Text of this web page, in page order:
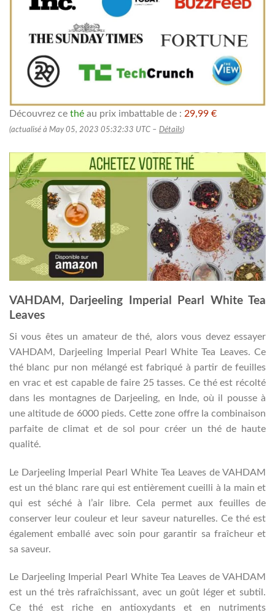
Découvrez ce thé au prix imbattable de : 29,99 €
(actualisé à May 05, 2023 05:32:33 UTC – Détails)
VAHDAM, Darjeeling Imperial Pearl White Tea
Leaves
Si vous êtes un amateur de thé, alors vous devez essayer
VAHDAM, Darjeeling Imperial Pearl White Tea Leaves. Ce
thé blanc pur non mélangé est fabriqué à partir de feuilles
en vrac et est capable de faire 25 tasses. Ce thé est récolté
dans les montagnes de Darjeeling, en Inde, où il pousse à
une altitude de 6000 pieds. Cette zone offre la combinaison
parfaite de climat et de sol pour créer un thé de haute
qualité.
Le Darjeeling Imperial Pearl White Tea Leaves de VAHDAM
est un thé blanc rare qui est entièrement cueilli à la main et
qui est séché à l’air libre. Cela permet aux feuilles de
conserver leur couleur et leur saveur naturelles. Ce thé est
également emballé avec soin pour garantir sa fraîcheur et
sa saveur.
Le Darjeeling Imperial Pearl White Tea Leaves de VAHDAM
est un thé très rafraîchissant, avec un goût léger et subtil.
Ce thé est riche en antioxydants et en nutriments